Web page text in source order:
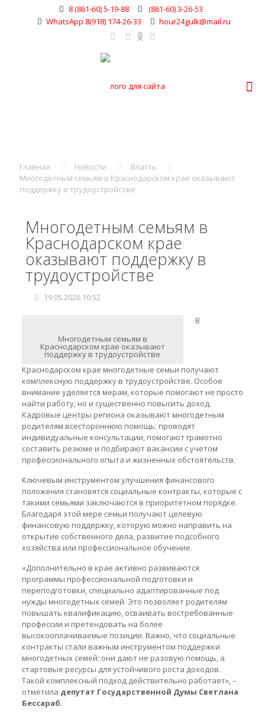
8 (861-60) 5-19-88
(861-60) 3-26-53
WhatsApp 8(918) 174-26-33
hour24gulk@mail.ru
Главная Новости
Власть
Многодетным семьям в Краснодарском крае оказывают
поддержку в трудоустройстве
Многодетным семьям в
Краснодарском крае
оказывают поддержку в
трудоустройстве
19.05.2026 10:52
Многодетным семьям в
Краснодарском крае оказывают
поддержку в трудоустройстве
В
Краснодарском крае многодетные семьи получают
комплексную поддержку в трудоустройстве. Особое
внимание уделяется мерам, которые помогают не просто
найти работу, но и существенно повысить доход.
Кадровые центры региона оказывают многодетным
родителям всестороннюю помощь: проводят
индивидуальные консультации, помогают грамотно
составить резюме и подбирают вакансии с учётом
профессионального опыта и жизненных обстоятельств.
Ключевым инструментом улучшения финансового
положения становятся социальные контракты, которые с
такими семьями заключаются в приоритетном порядке.
Благодаря этой мере семьи получают целевую
финансовую поддержку, которую можно направить на
открытие собственного дела, развитие подсобного
хозяйства или профессиональное обучение.
«Дополнительно в крае активно развиваются
программы профессиональной подготовки и
переподготовки, специально адаптированные под
нужды многодетных семей. Это позволяет родителям
повышать квалификацию, осваивать востребованные
профессии и претендовать на более
высокооплачиваемые позиции. Важно, что социальные
контракты стали важным инструментом поддержки
многодетных семей: они дают не разовую помощь, а
стартовые ресурсы для устойчивого роста доходов.
Такой комплексный подход действительно работает», –
отметила депутат Государственной Думы Светлана
Бессараб.